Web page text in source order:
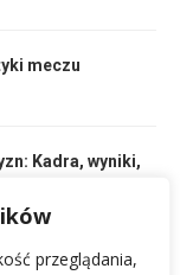
przeglądania,
meczu
Kadra, wyniki,